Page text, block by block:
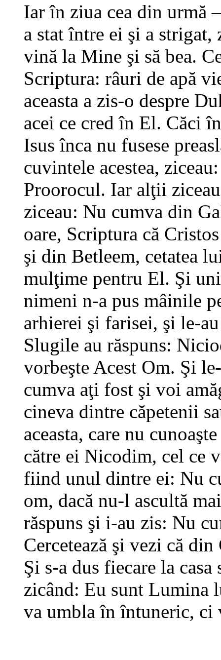
Iar în ziua cea din urmă
a stat între ei şi a strigat,
vină la Mine şi să bea.
Scriptura: râuri de apă
aceasta a zis-o despre
acei ce cred în El. Căci
Isus înca nu fusese
cuvintele acestea,
Proorocul. Iar alţii
ziceau: Nu cumva din
oare, Scriptura că
şi din Betleem, cetatea
mulţime pentru El. Şi
nimeni n-a pus mâinile
arhierei şi farisei, şi le-
Slugile au răspuns:
vorbeşte Acest Om. Şi
cumva aţi fost şi voi
cineva dintre căpetenii
aceasta, care nu
către ei Nicodim, cel ce
fiind unul dintre ei: Nu
om, dacă nu-l ascultă
răspuns şi i-au zis: Nu
Cercetează şi vezi că
Şi s-a dus fiecare la
zicând: Eu sunt Lumina
va umbla în întuneric, ci